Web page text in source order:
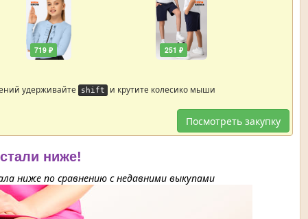
719 ₽ 251 ₽
удерживайте shift и крутите колесико мыши
Посмотреть закупку
ниже!
ниже по сравнению с недавними выкупами